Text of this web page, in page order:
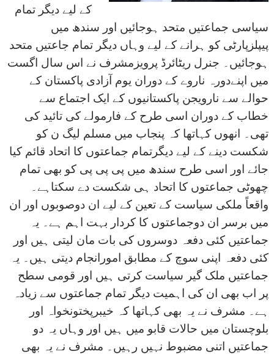
کے لیے دیگر تمام
سیاسی جماعتیں متحد ہوجائیں اور سندھ میں
پیپلزپارٹی کو ہرانے کے لیے وہاں دیگر تمام جاعتیں متحد
ہوجائیں۔ جنرل ریٹائرڈ پرویزمشرف نے اس سال اگست
میں اپنےدورہ ناروے کے دوران یوم آزادی پاکستان کے
حوالے سے نارویجن پاکستانیوں کے ایک اجتماع سے
خطاب کے دوران اسی طرح کے فارمولے کی تائید کی
تھی۔ انھوں کہاتھا کہ پنجاب میں مسلم لیگ ن کو
شکست دینے کے لیے دیگرتمام جماعتوں کا اتحاد قائم کیا
جائے اور اسی طرح سندھ میں پی پی پی کو بھی تمام
چھوٹی جماعتوں کا اتحاد ہی شکست دے سکتاہے۔
واقعاً ملکی سیاست کے تعین کے لیے ان دوصوبوں اور ان
میں برسر ان دوجماعتوں کا کردار بہت اہم ہے۔ یہ
جماعتیں کئی دفعہ دوسروں کی بات مان لیتی ہیں اور
کئی دفعہ اپنی سوچ کے مطابق امورانجام دیتی ہیں۔ یہ
جماعتیں ملک گیر سیاست کرتی ہیں اور قومی سطح
پر اب بھی ان کی اہمیت دیگر تمام جماعتوں سے زیادہ
ہے۔ مشرف نے یہ بھی کہاتھا کہ خیبرپختونخواہ اور
بلوچستان میں حالات قابو میں ہیں اور وہاں یہ دو
جماعتیں اتنی مضبوط نہیں رہیں۔ مشرف نے یہ بھی